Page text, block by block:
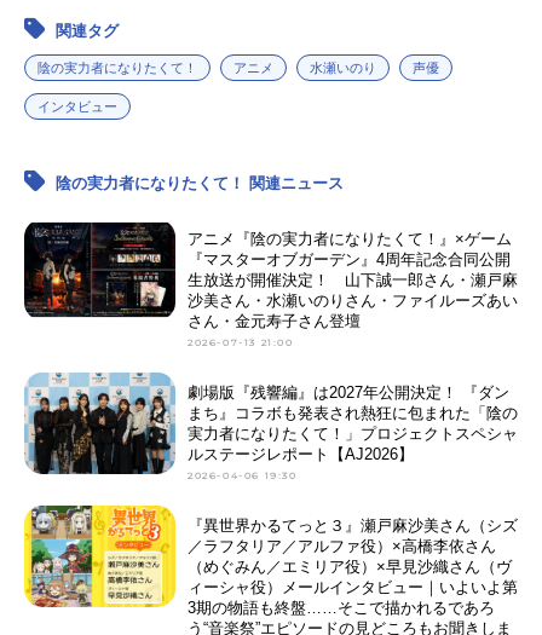
関連タグ
陰の実力者になりたくて！ アニメ 水瀬いのり 声優
インタビュー
陰の実力者になりたくて！ 関連ニュース
アニメ『陰の実力者になりたくて！』×ゲーム
『マスターオブガーデン』4周年記念合同公開
生放送が開催決定！ 山下誠一郎さん・瀬戸麻
沙美さん・水瀬いのりさん・ファイルーズあい
さん・金元寿子さん登壇
2026-07-13 21:00
劇場版『残響編』は2027年公開決定！ 『ダン
まち』コラボも発表され熱狂に包まれた「陰の
実力者になりたくて！」プロジェクトスペシャ
ルステージレポート【AJ2026】
2026-04-06 19:30
『異世界かるてっと３』瀬戸麻沙美さん（シズ
／ラフタリア／アルファ役）×高橋李依さん
（めぐみん／エミリア役）×早見沙織さん（ヴ
ィーシャ役）メールインタビュー｜いよいよ第
3期の物語も終盤……そこで描かれるであろ
う“音楽祭”エピソードの見どころもお聞きしま